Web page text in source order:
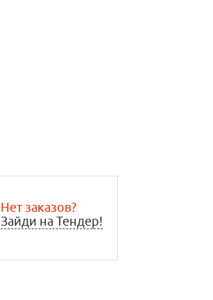
Нет заказов?
Зайди на Тендер!